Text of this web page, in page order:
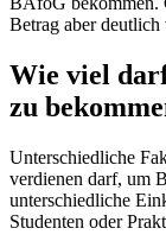
Betrag aber deutlich
Wie viel
zu
Unterschiedliche
verdienen darf, um
unterschiedliche
Studenten oder